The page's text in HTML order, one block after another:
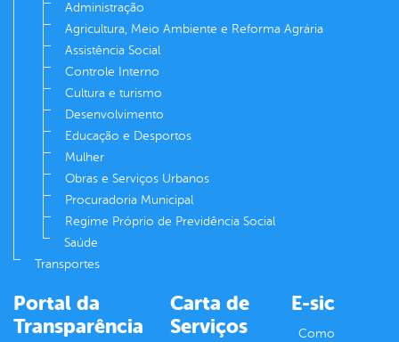
Administração
Agricultura, Meio Ambiente e Reforma Agrária
Assistência Social
Controle Interno
Cultura e turismo
Desenvolvimento
Educação e Desportos
Mulher
Obras e Serviços Urbanos
Procuradoria Municipal
Regime Próprio de Previdência Social
Saúde
Transportes
Portal da
Transparência
Carta de
Serviços
E-sic
Como